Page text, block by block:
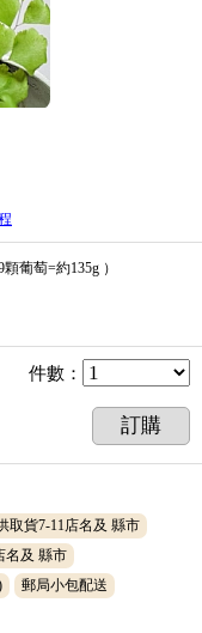
葡萄=約135g ）
件數 ：
訂購
取貨7-11店名及 縣市
名及 縣市
郵局小包配送